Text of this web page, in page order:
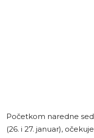
Početkom naredne
(26. i 27. januar),